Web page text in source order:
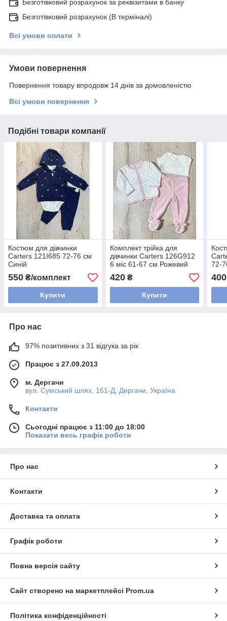
Безготівковий розрахунок за реквізитами в банку
Безготівковий розрахунок (В терміналі)
Всі умови оплати
Умови повернення
Повернення товару впродовж 14 днів за домовленістю
Всі умови повернення
Подібні товари компанії
Костюм для дівчинки
Carters 121I685 72-76 см
Синій
550 ₴/комплект
Купити
Комплект трійка для
дівчинки Carters 126G912
6 міс 61-67 см Рожевий
420₴
Купити
72-
400
Про нас
97% позитивних з 31 відгука за рік
Працює з 27.09.2013
м. Дергачи
вул. Сумський шлях, 161-Д, Дергачи, Україна
Контакти
Сьогодні працює з 11:00 до 18:00
Показати весь графік роботи
Про нас
Контакти
Доставка та оплата
Графік роботи
Повна версія сайту
Сайт створено на маркетплейсі Prom.ua
Політика конфіденційності